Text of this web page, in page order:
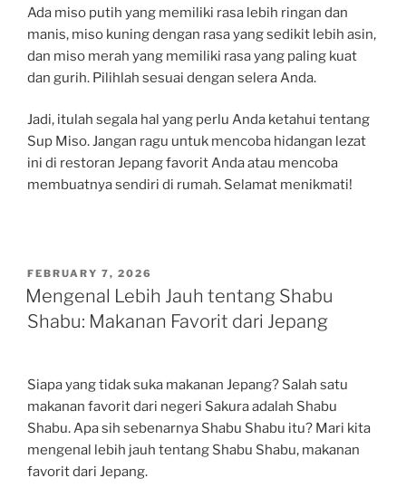
Ada miso putih yang memiliki rasa lebih ringan dan
manis, miso kuning dengan rasa yang sedikit lebih asin,
dan miso merah yang memiliki rasa yang paling kuat
dan gurih. Pilihlah sesuai dengan selera Anda.
Jadi, itulah segala hal yang perlu Anda ketahui tentang
Sup Miso. Jangan ragu untuk mencoba hidangan lezat
ini di restoran Jepang favorit Anda atau mencoba
membuatnya sendiri di rumah. Selamat menikmati!
POSTED
ON
FEBRUARY 7, 2026
Mengenal Lebih Jauh tentang Shabu
Shabu: Makanan Favorit dari Jepang
Siapa yang tidak suka makanan Jepang? Salah satu
makanan favorit dari negeri Sakura adalah Shabu
Shabu. Apa sih sebenarnya Shabu Shabu itu? Mari kita
mengenal lebih jauh tentang Shabu Shabu, makanan
favorit dari Jepang.